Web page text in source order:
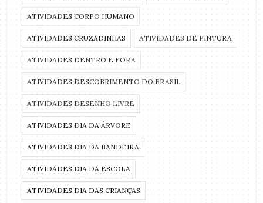
ATIVIDADES CORPO HUMANO
ATIVIDADES CRUZADINHAS ATIVIDADES DE PINTURA
ATIVIDADES DENTRO E FORA
ATIVIDADES DESCOBRIMENTO DO BRASIL
ATIVIDADES DESENHO LIVRE
ATIVIDADES DIA DA ÁRVORE
ATIVIDADES DIA DA BANDEIRA
ATIVIDADES DIA DA ESCOLA
ATIVIDADES DIA DAS CRIANÇAS